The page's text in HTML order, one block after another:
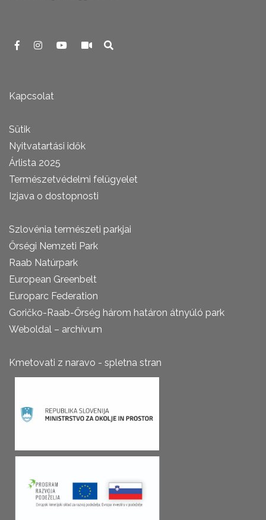
Kapcsolat
Sütik
Nyitvatartási idők
Árlista 2025
Természetvédelmi felügyelet
Izjava o dostopnosti
Szlovénia természeti parkjai
Őrségi Nemzeti Park
Raab Natúrpark
European Greenbelt
Europarc Federation
Goričko-Raab-Őrség három határon átnyúló park
Weboldal – archívum
Kmetovati z naravo - spletna stran